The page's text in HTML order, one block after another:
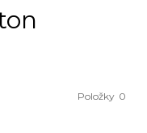
0
Položky